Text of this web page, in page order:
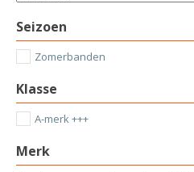
Seizoen
Zomerbanden
Klasse
A-merk +++
Merk